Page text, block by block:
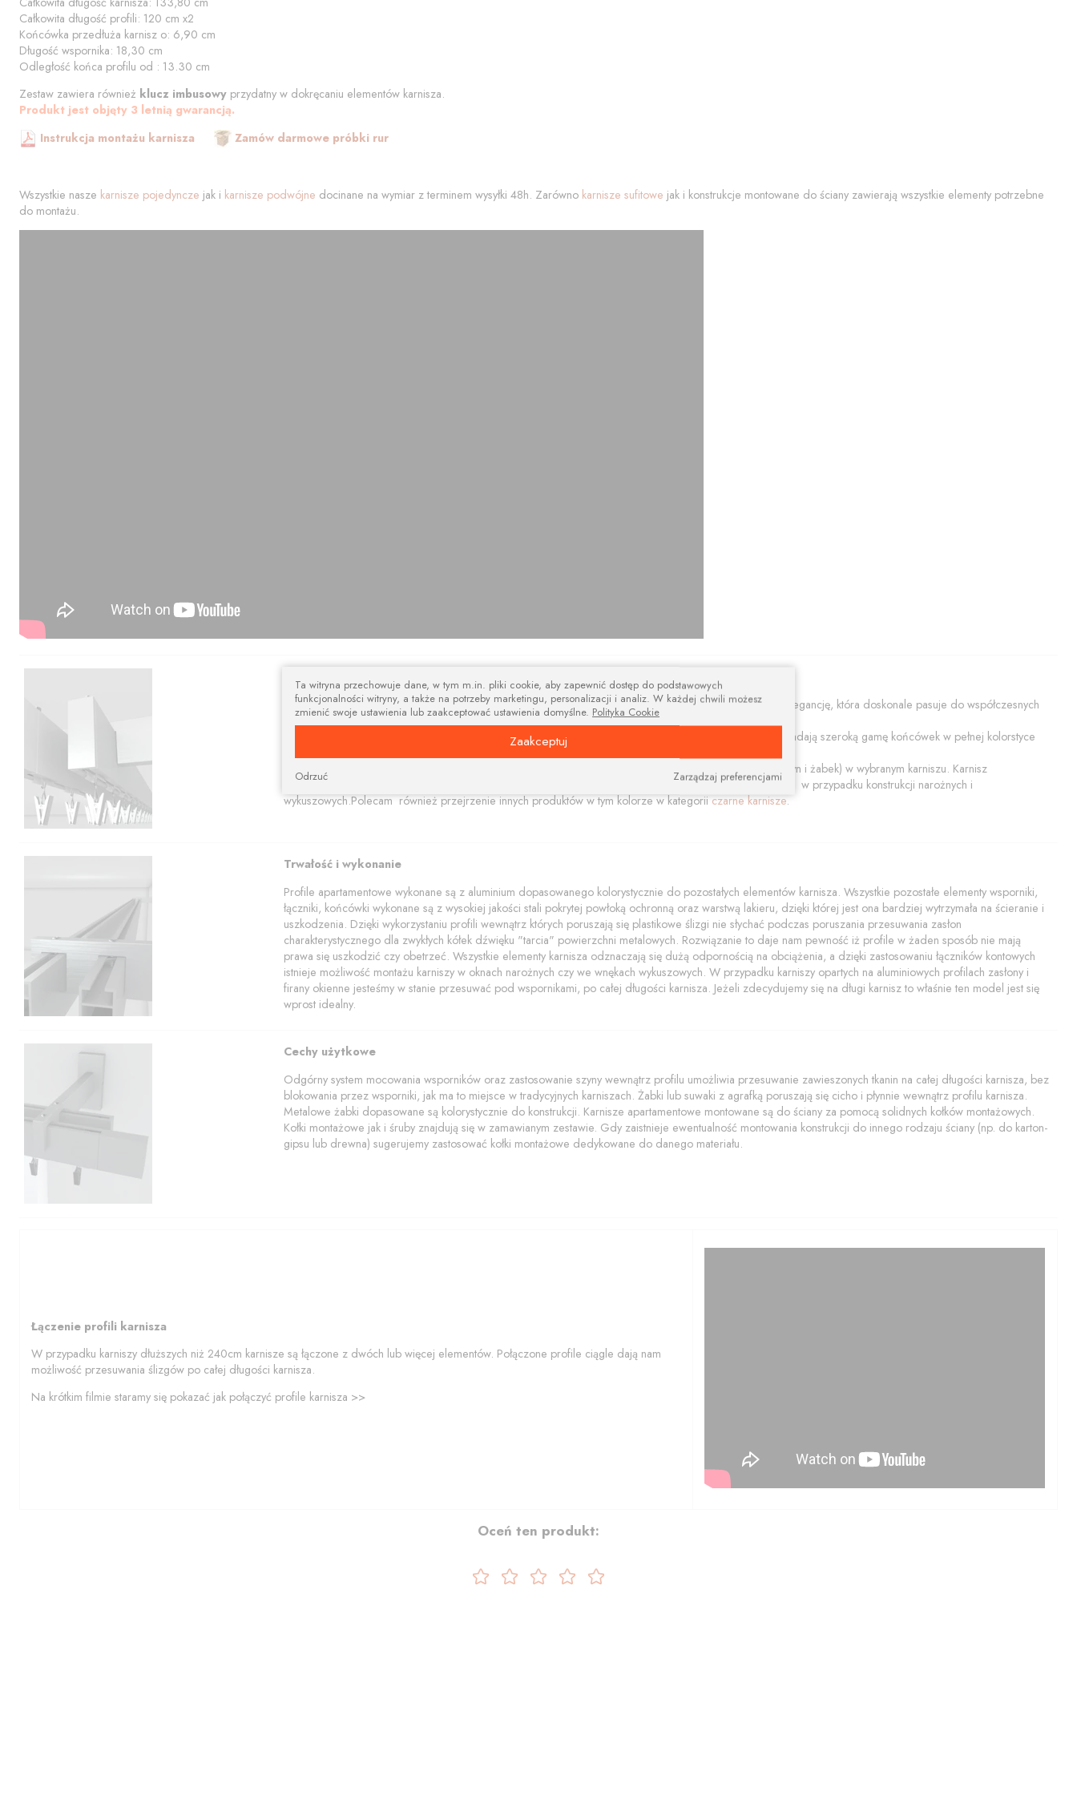
Całkowita długość profili: 120 cm x2
Końcówka przedłuża karnisz o: 6,90 cm
Długość wspornika: 18,30 cm
Odległość końca profilu od : 13.30 cm
Zestaw zawiera również klucz imbusowy przydatny w dokręcaniu elementów karnisza.
Produkt jest objęty 3 letnią gwarancją.
Instrukcja montażu karnisza
Zamów darmowe próbki rur
Wszystkie nasze karnisze pojedyncze jak i karnisze podwójne docinane na wymiar z terminem wysyłki 48h. Zarówno karnisze sufitowe jak i konstrukcje montowane do ściany zawierają wszystkie elementy potrzebne
do montażu.
Nowoczesny design
Prostokątna szyna i nowoczesne wsporniki i tworzą niebanalną kompozycję estetyczną łączącą prostotę i elegancję, która doskonale pasuje do współczesnych
aranżacji.
Karnisze apartamentowe polecamy w trzech kolorach: aluminium szczotkowane, czerny i biały połysk. Posiadają szeroką gamę końcówek w pełnej kolorstyce
profili w tym zakończenia z elementami kryształów Swarovskiego.
Nasz sklep pozwala na dobieranie i zamawianie różnych kolorów elementów (wsporników, końcówiek, szyn i żabek) w wybranym karniszu. Karnisz
apartamentowy dzięki łącznikom narożnym pozwalającym połączyć szyny pod dowolnym kątem nadaje się w przypadku konstrukcji narożnych i
wykuszowych.Polecam również przejrzenie innych produktów w tym kolorze w kategoriiczarne karnisze.
Trwałość i wykonanie
Profile apartamentowe wykonane są z aluminium dopasowanego kolorystycznie do pozostałych elementów karnisza. Wszystkie pozostałe elementy wsporniki,
łączniki, końcówki wykonane są z wysokiej jakości stali pokrytej powłoką ochronną oraz warstwą lakieru, dzięki której jest ona bardziej wytrzymała na ścieranie i
uszkodzenia. Dzięki wykorzystaniu profili wewnątrz których poruszają się plastikowe ślizgi nie słychać podczas poruszania przesuwania zasłon
charakterystycznego dla zwykłych kółek dźwięku "tarcia" powierzchni metalowych. Rozwiązanie to daje nam pewność iż profile w żaden sposób nie mają
prawa się uszkodzić czy obetrzeć. Wszystkie elementy karnisza odznaczają się dużą odpornością na obciążenia, a dzięki zastosowaniu łączników kontowych
istnieje możliwość montażu karniszy w oknach narożnych czy we wnękach wykuszowych. W przypadku karniszy opartych na aluminiowych profilach zasłony i
firany okienne jesteśmy w stanie przesuwać pod wspornikami, po całej długości karnisza. Jeżeli zdecydujemy się na długi karnisz to właśnie ten model jest się
wprost idealny.
Cechy użytkowe
Odgórny system mocowania wsporników oraz zastosowanie szyny wewnątrz profilu umożliwia przesuwanie zawieszonych tkanin na całej długości karnisza, bez
blokowania przez wsporniki, jak ma to miejsce w tradycyjnych karniszach. Żabki lub suwaki z agrafką poruszają się cicho i płynnie wewnątrz profilu karnisza.
Metalowe żabki dopasowane są kolorystycznie do konstrukcji. Karnisze apartamentowe montowane są do ściany za pomocą solidnych kołków montażowych.
Kołki montażowe jak i śruby znajdują się w zamawianym zestawie. Gdy zaistnieje ewentualność montowania konstrukcji do innego rodzaju ściany (np. do karton-
gipsu lub drewna) sugerujemy zastosować kołki montażowe dedykowane do danego materiału.
Łączenie profili karnisza
W przypadku karniszy dłuższych niż 240cm karnisze są łączone z dwóch lub więcej elementów. Połączone profile ciągle dają nam
możliwość przesuwania ślizgów po całej długości karnisza.
Na krótkim filmie staramy się pokazać jak połączyć profile karnisza >>
Oceń ten produkt:
Ta witryna przechowuje dane, w tym m.in. pliki cookie, aby zapewnić dostęp do podstawowych
funkcjonalności witryny, a także na potrzeby marketingu, personalizacji i analiz. W każdej chwili możesz
zmienić swoje ustawienia lub zaakceptować ustawienia domyślne. Polityka Cookie
Zaakceptuj
Zarządzaj preferencjami
Odrzuć